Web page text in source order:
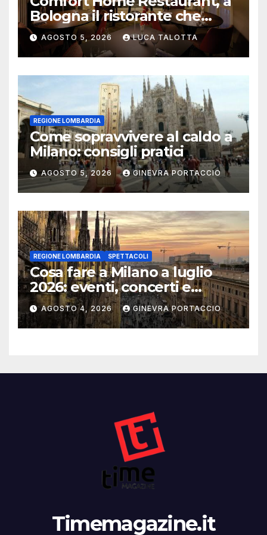
Bologna il ristorante che
trasforma l’ospitalità in
un’esperienza di casa
AGOSTO 5, 2026 LUCA TALOTTA
REGIONE LOMBARDIA
Come sopravvivere al caldo a
Milano: consigli pratici
AGOSTO 5, 2026 GINEVRA PORTACCIO
REGIONE LOMBARDIA SPETTACOLI
Cosa fare a Milano a luglio
2026: eventi, concerti e
mostre
AGOSTO 4, 2026 GINEVRA PORTACCIO
Timemagazine.it